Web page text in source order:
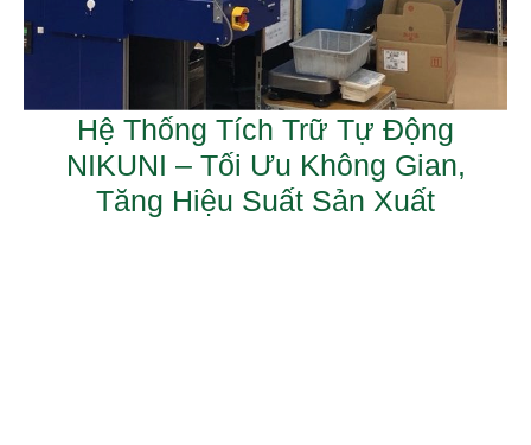
Hệ Thống Tích Trữ Tự Động
NIKUNI – Tối Ưu Không Gian,
Tăng Hiệu Suất Sản Xuất